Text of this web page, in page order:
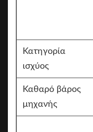
Κατηγορία
ισχύος
Καθαρό βάρος
μηχανής